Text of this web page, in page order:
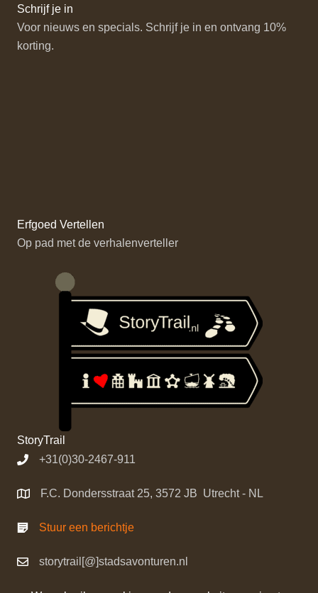
Schrijf je in
Voor nieuws en specials. Schrijf je in en ontvang 10%
korting.
Erfgoed Vertellen
Op pad met de verhalenverteller
StoryTrail
+31(0)30-2467-911
F.C. Dondersstraat 25, 3572 JB Utrecht - NL
Stuur een berichtje
storytrail[@]stadsavonturen.nl